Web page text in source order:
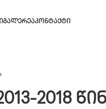
ᲒᲐᲚᲔᲠᲔᲐᲙᲝᲜᲢᲐᲥᲢᲘ
2018